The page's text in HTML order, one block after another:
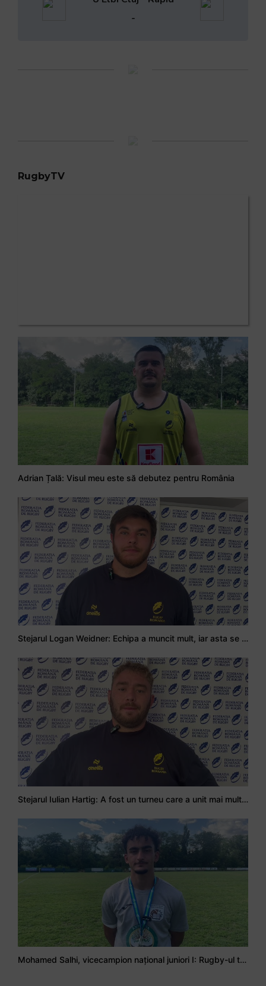
-
RugbyTV
Adrian Țală: Visul meu este să debutez pentru România
Stejarul Logan Weidner: Echipa a muncit mult, iar asta se va vedea în meciurile de la Nations Cup
Stejarul Iulian Hartig: A fost un turneu care a unit mai mult echipa
Mohamed Salhi, vicecampion național juniori I: Rugby-ul te învață să accepți și înfrângerile